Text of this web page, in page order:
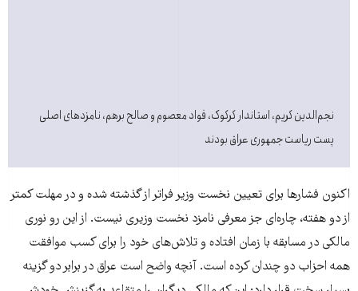
نجم‌الدین کریم، استاندار کرکوک، فواد معصوم و صالح برهم، نامزدهای اصلی
پست ریاست جمهوری عراق بودند
اکنون فشارها برای تعیین نخست وزیر فراتر از گذشته شده و در مهلت کمتر
از دو هفته، چاره‌ای جز معرفی نامزد نخست وزیری نیست. از این رو نوری
مالکی در مسابقه با زمان افتاده و تلاش‌های خود را برای کسب موافقت
همه احزاب دو چندان کرده است. آنچه واضح است عراق در برابر دو گزینه